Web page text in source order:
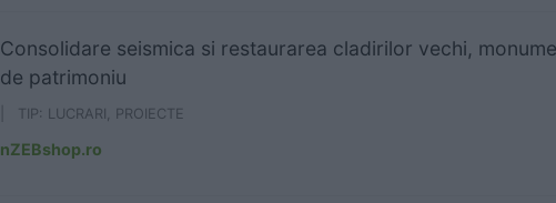
Consolidare seismica si restaurarea cladirilor vechi,
de patrimoniu
| TIP: LUCRARI, PROIECTE
nZEBshop.ro